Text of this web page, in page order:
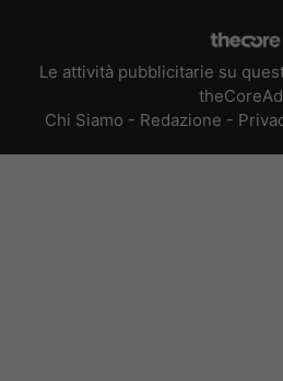
Le attività pubblicitarie su
Chi Siamo - Redazione -